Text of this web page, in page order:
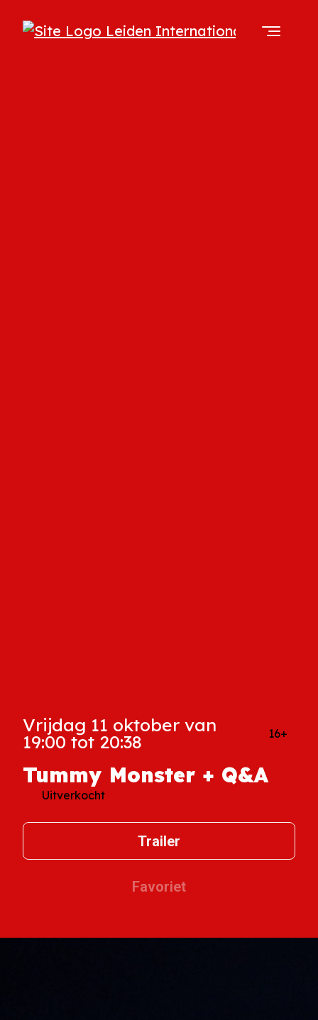
Vrijdag 11 oktober van
19:00 tot 20:38 16+
Tummy Monster + Q&A
Uitverkocht
Trailer
Favoriet